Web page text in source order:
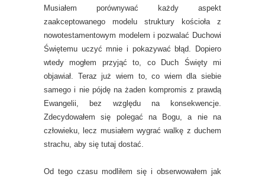
Musiałem porównywać każdy aspekt
zaakceptowanego modelu struktury kościoła z
nowotestamentowym modelem i pozwalać Duchowi
Świętemu uczyć mnie i pokazywać błąd. Dopiero
wtedy mogłem przyjąć to, co Duch Święty mi
objawiał. Teraz już wiem to, co wiem dla siebie
samego i nie pójdę na żaden kompromis z prawdą
Ewangelii, bez względu na konsekwencje.
Zdecydowałem się polegać na Bogu, a nie na
człowieku, lecz musiałem wygrać walkę z duchem
strachu, aby się tutaj dostać.
Od tego czasu modliłem się i obserwowałem jak